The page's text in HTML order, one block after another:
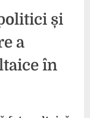
și
a
în